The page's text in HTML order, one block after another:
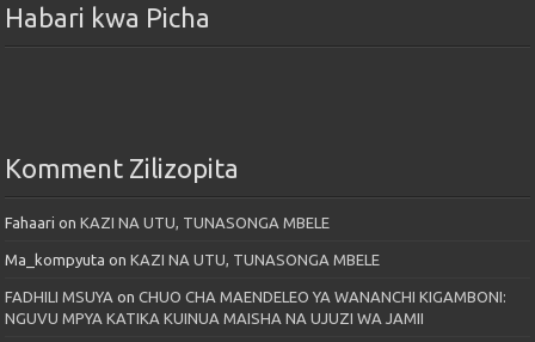
Habari kwa Picha
Komment Zilizopita
Fahaari onKAZI NA UTU, TUNASONGA MBELE
Ma_kompyuta onKAZI NA UTU, TUNASONGA MBELE
FADHILI MSUYA onCHUO CHA MAENDELEO YA WANANCHI KIGAMBONI:
NGUVU MPYA KATIKA KUINUA MAISHA NA UJUZI WA JAMII